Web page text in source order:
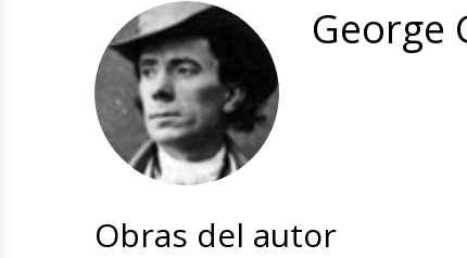
George
Obras del autor